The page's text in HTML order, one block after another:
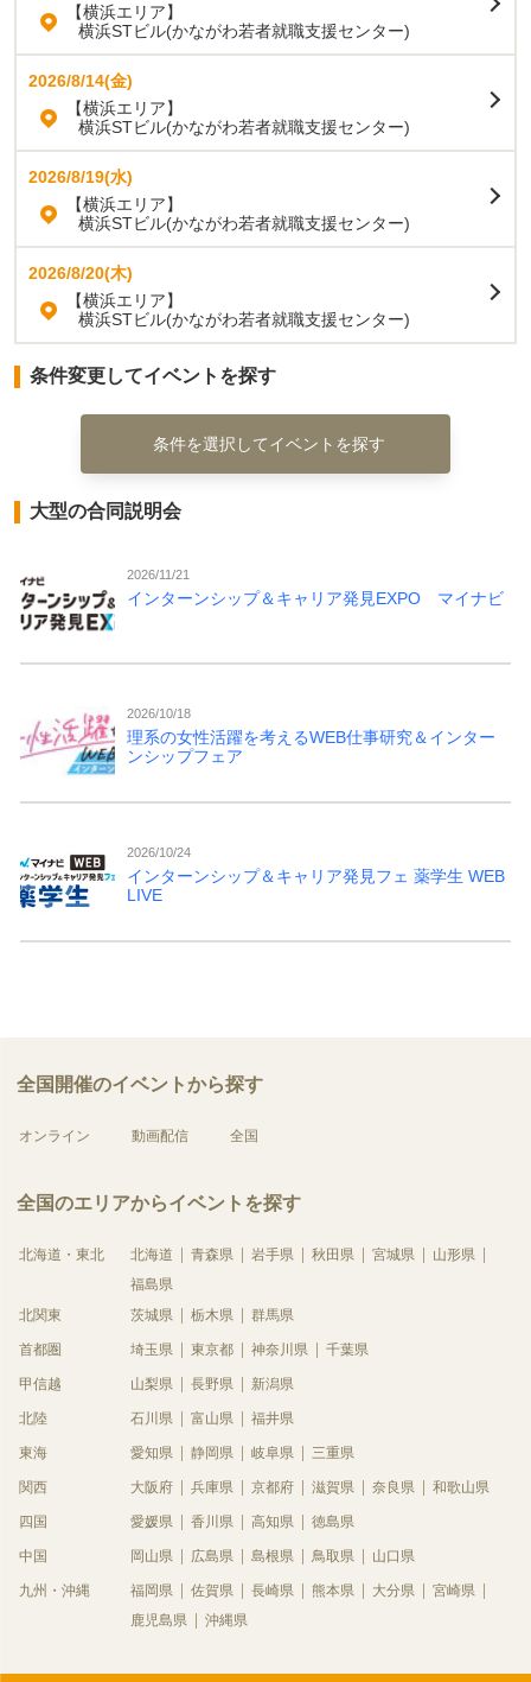
【横浜エリア】
横浜STビル(かながわ若者就職支援センター)
2026/8/14(金)
【横浜エリア】
横浜STビル(かながわ若者就職支援センター)
2026/8/19(水)
【横浜エリア】
横浜STビル(かながわ若者就職支援センター)
2026/8/20(木)
【横浜エリア】
横浜STビル(かながわ若者就職支援センター)
条件変更してイベントを探す
条件を選択してイベントを探す
大型の合同説明会
2026/11/21
インターンシップ＆キャリア発見EXPO マイナビ
2026/10/18
理系の女性活躍を考えるWEB仕事研究＆インター
ンシップフェア
2026/10/24
インターンシップ＆キャリア発見フェ 薬学生 WEB
LIVE
全国開催のイベントから探す
オンライン 動画配信 全国
全国のエリアからイベントを探す
北海道・東北 北海道 青森県 岩手県 秋田県 宮城県
山形県
福島県
北関東
茨城県 栃木県 群馬県
首都圏 埼玉県 東京都 神奈川県 千葉県
甲信越 山梨県 長野県 新潟県
北陸 石川県 富山県 福井県
東海 愛知県 静岡県 岐阜県 三重県
関西 大阪府 兵庫県 京都府 滋賀県 奈良県 和歌山県
四国 愛媛県 香川県 高知県 徳島県
中国 岡山県 広島県 島根県 鳥取県 山口県
九州・沖縄 福岡県 佐賀県 長崎県 熊本県 大分県
宮崎県
鹿児島県
沖縄県